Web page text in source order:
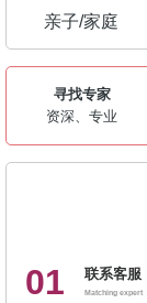
亲子/家庭
寻找专家
资深、专业
01 联系客服
Matching expert